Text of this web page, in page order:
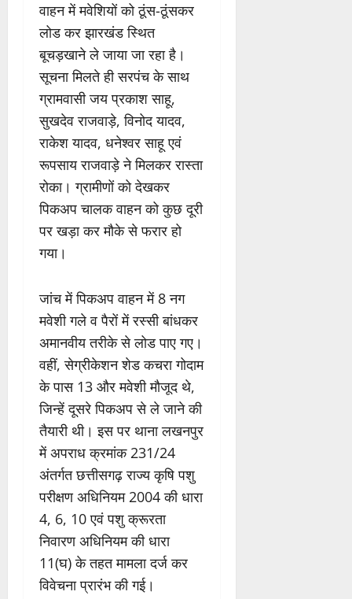
वाहन में मवेशियों को ठूंस-ठूंसकर
लोड कर झारखंड स्थित
बूचड़खाने ले जाया जा रहा है।
सूचना मिलते ही सरपंच के साथ
ग्रामवासी जय प्रकाश साहू,
सुखदेव राजवाड़े, विनोद यादव,
राकेश यादव, धनेश्वर साहू एवं
रूपसाय राजवाड़े ने मिलकर रास्ता
रोका। ग्रामीणों को देखकर
पिकअप चालक वाहन को कुछ दूरी
पर खड़ा कर मौके से फरार हो
गया।
जांच में पिकअप वाहन में 8 नग
मवेशी गले व पैरों में रस्सी बांधकर
अमानवीय तरीके से लोड पाए गए।
वहीं, सेग्रीकेशन शेड कचरा गोदाम
के पास 13 और मवेशी मौजूद थे,
जिन्हें दूसरे पिकअप से ले जाने की
तैयारी थी। इस पर थाना लखनपुर
में अपराध क्रमांक 231/24
अंतर्गत छत्तीसगढ़ राज्य कृषि पशु
परीक्षण अधिनियम 2004 की धारा
4, 6, 10 एवं पशु क्रूरता
निवारण अधिनियम की धारा
11(घ) के तहत मामला दर्ज कर
विवेचना प्रारंभ की गई।